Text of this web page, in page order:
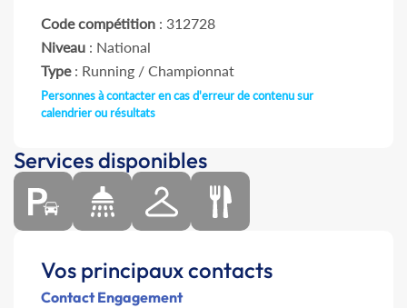
Code compétition : 312728
Niveau : National
Type: Running / Championnat
Personnes à contacter en cas d'erreur de contenu sur
calendrier ou résultats
Services disponibles
Vos principaux contacts
Contact Engagement